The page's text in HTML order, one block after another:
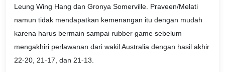
Leung Wing Hang dan Gronya Somerville. Praveen/Melati
namun tidak mendapatkan kemenangan itu dengan mudah
karena harus bermain sampai rubber game sebelum
mengakhiri perlawanan dari wakil Australia dengan hasil akhir
22-20, 21-17, dan 21-13.